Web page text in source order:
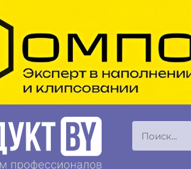
ЛЯШКО
все животные
на
проведение…
Принято считать,